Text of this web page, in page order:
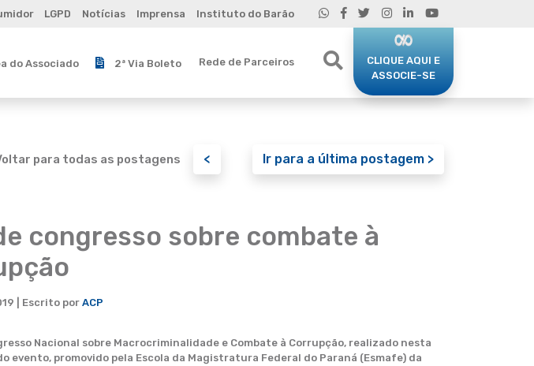
LGPD Notícias Imprensa Instituto do Barão
do Associado 2ª Via Boleto Rede de Parceiros
CLIQUE AQUI E
ASSOCIE-SE
para todas as postagens < Ir para a última postagem >
congresso sobre combate à
| Escrito por ACP
Nacional sobre Macrocriminalidade e Combate à Corrupção, realizado nesta
promovido pela Escola da Magistratura Federal do Paraná (Esmafe) da